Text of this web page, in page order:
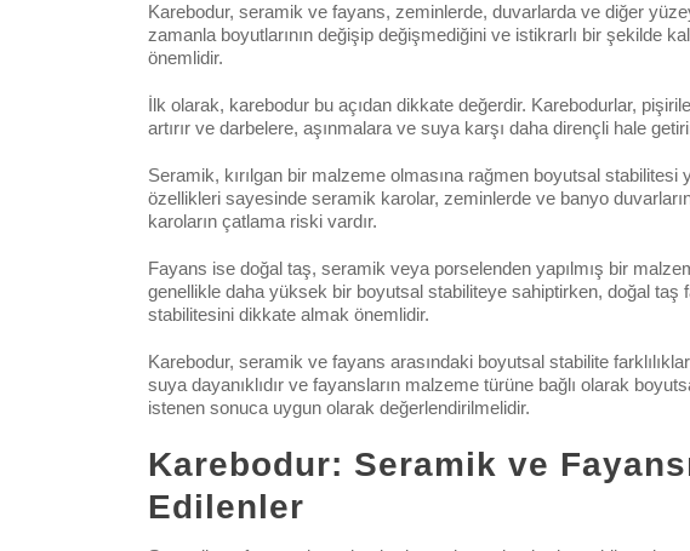
Karebodur, seramik ve fayans, zeminlerde, duvarlarda ve diğer
zamanla boyutlarının değişip değişmediğini ve istikrarlı bir şekilde
önemlidir.
İlk olarak, karebodur bu açıdan dikkate değerdir. Karebodurlar,
artırır ve darbelere, aşınmalara ve suya karşı daha dirençli hale
Seramik, kırılgan bir malzeme olmasına rağmen boyutsal
özellikleri sayesinde seramik karolar, zeminlerde ve banyo
karoların çatlama riski vardır.
Fayans ise doğal taş, seramik veya porselenden yapılmış bir
genellikle daha yüksek bir boyutsal stabiliteye sahiptirken, doğal
stabilitesini dikkate almak önemlidir.
Karebodur, seramik ve fayans arasındaki boyutsal stabilite
suya dayanıklıdır ve fayansların malzeme türüne bağlı olarak
istenen sonuca uygun olarak değerlendirilmelidir.
Karebodur: Seramik ve
Edilenler